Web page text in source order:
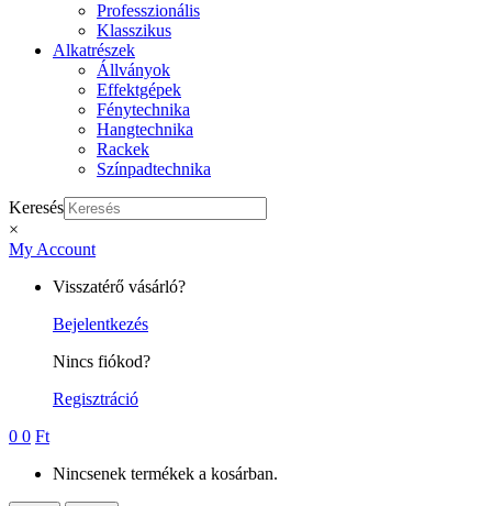
Professzionális
Klasszikus
Alkatrészek
Állványok
Effektgépek
Fénytechnika
Hangtechnika
Rackek
Színpadtechnika
Keresés
×
My Account
Visszatérő vásárló?
Bejelentkezés
Nincs fiókod?
Regisztráció
0 0 Ft
Nincsenek termékek a kosárban.